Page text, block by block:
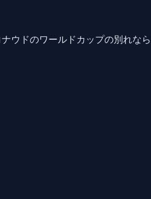
ウドのワールドカップの別れな